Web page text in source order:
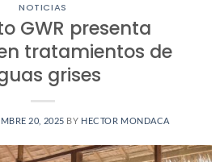
NOTICIAS
GWR presenta
tratamientos de
grises
20, 2025 BY HECTOR MONDACA